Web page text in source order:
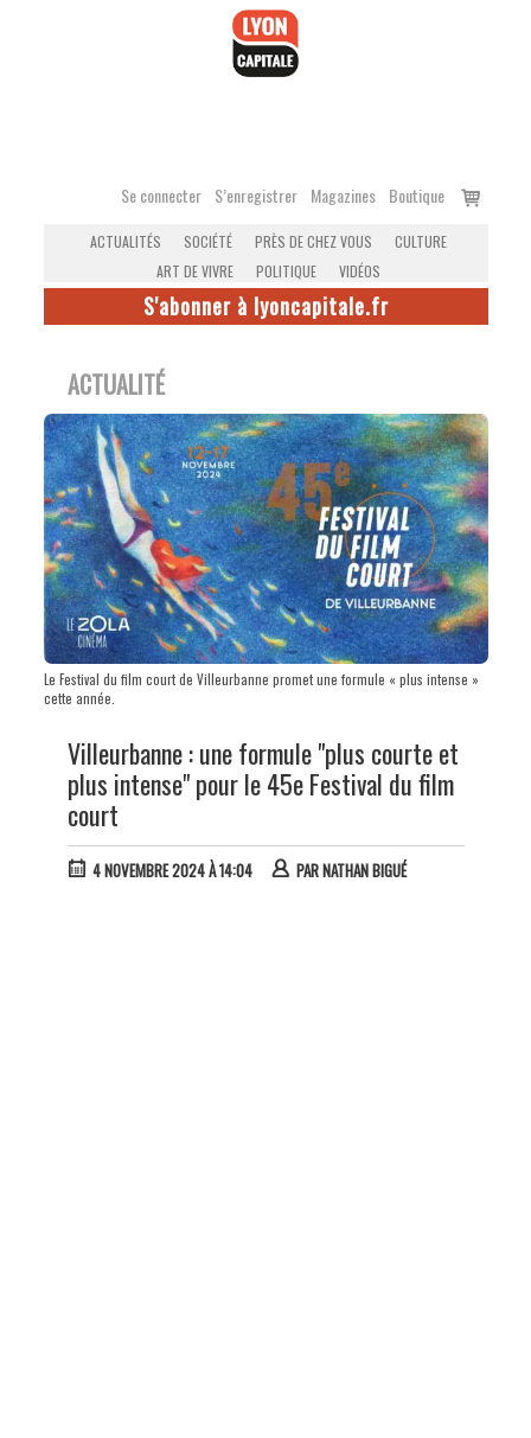
Se connecter S’enregistrer Magazines Boutique
Voir
ACTUALITÉS SOCIÉTÉ PRÈS DE CHEZ VOUS
CULTURE
ART DE VIVRE
POLITIQUE VIDÉOS
S'abonner à lyoncapitale.fr
ACTUALITÉ
Le Festival du film court de Villeurbanne promet une formule « plus intense »
cette année.
Villeurbanne : une formule "plus courte et
plus intense" pour le 45e Festival du film
court
4 NOVEMBRE 2024 À 14:04 PARNATHAN BIGUÉ